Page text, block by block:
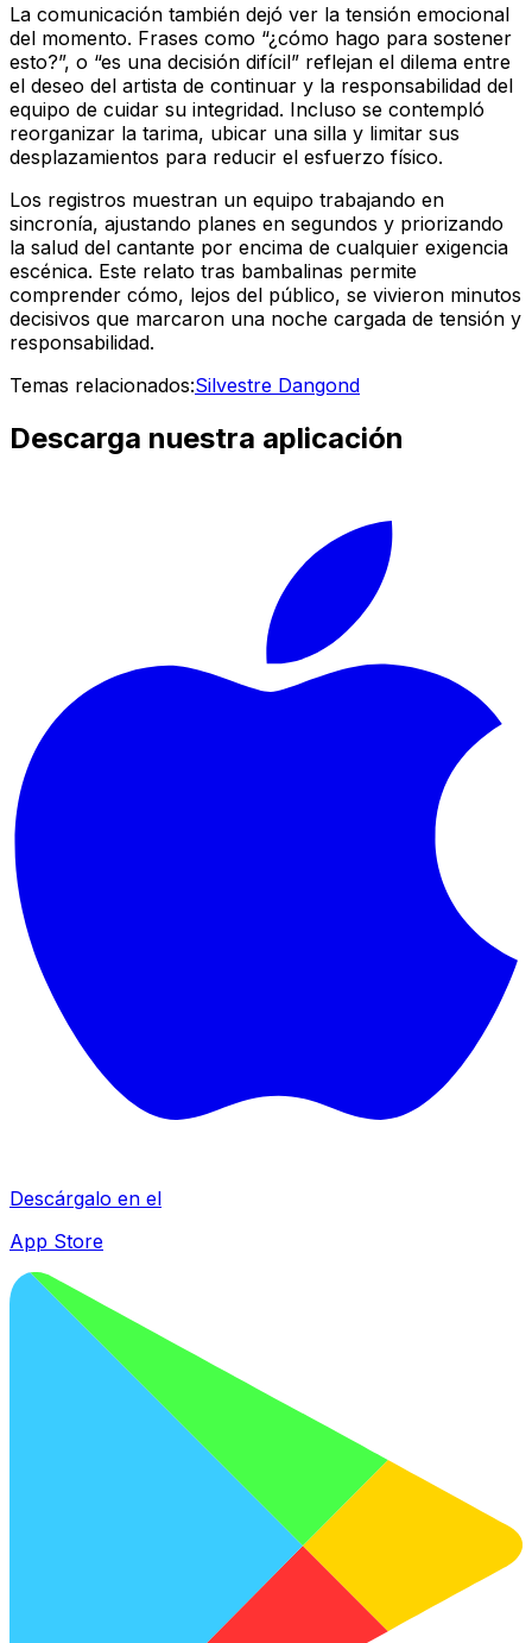
La comunicación también dejó ver la tensión emocional
del momento. Frases como “¿cómo hago para sostener
esto?”, o “es una decisión difícil” reflejan el dilema entre
el deseo del artista de continuar y la responsabilidad del
equipo de cuidar su integridad. Incluso se contempló
reorganizar la tarima, ubicar una silla y limitar sus
desplazamientos para reducir el esfuerzo físico.
Los registros muestran un equipo trabajando en
sincronía, ajustando planes en segundos y priorizando
la salud del cantante por encima de cualquier exigencia
escénica. Este relato tras bambalinas permite
comprender cómo, lejos del público, se vivieron minutos
decisivos que marcaron una noche cargada de tensión y
responsabilidad.
Temas relacionados:Silvestre Dangond
Descarga nuestra aplicación
Descárgalo en el
App Store